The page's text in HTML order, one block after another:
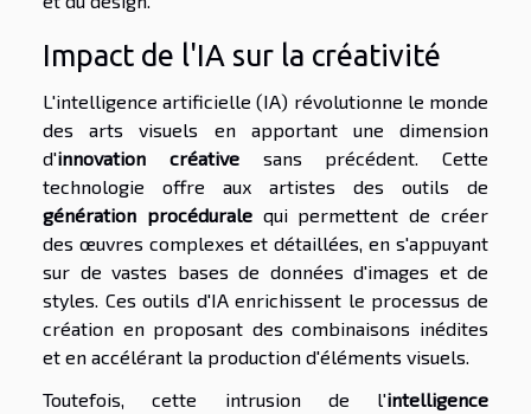
Impact de l'IA sur la créativité
L'intelligence artificielle (IA) révolutionne le monde
des arts visuels en apportant une dimension
d'innovation créativesans précédent. Cette
technologie offre aux artistes des outils de
génération procéduralequi permettent de créer
des œuvres complexes et détaillées, en s'appuyant
sur de vastes bases de données d'images et de
styles. Ces outils d'IA enrichissent le processus de
création en proposant des combinaisons inédites
et en accélérant la production d'éléments visuels.
Toutefois, cette intrusion de l'intelligence